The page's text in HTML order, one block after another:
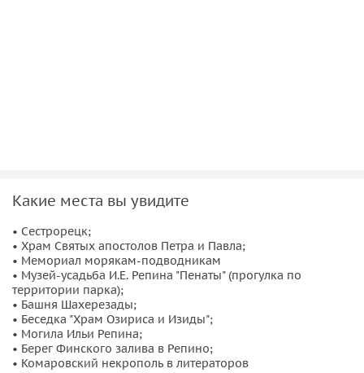
Какие места вы увидите
• Сестрорецк;
• Храм Святых апостолов Петра и Павла;
• Мемориал морякам-подводникам
• Музей-усадьба И.Е. Репина "Пенаты" (прогулка по
территории парка);
• Башня Шахерезады;
• Беседка "Храм Озириса и Изиды";
• Могила Ильи Репина;
• Берег Финского залива в Репино;
• Комаровский некрополь в литераторов